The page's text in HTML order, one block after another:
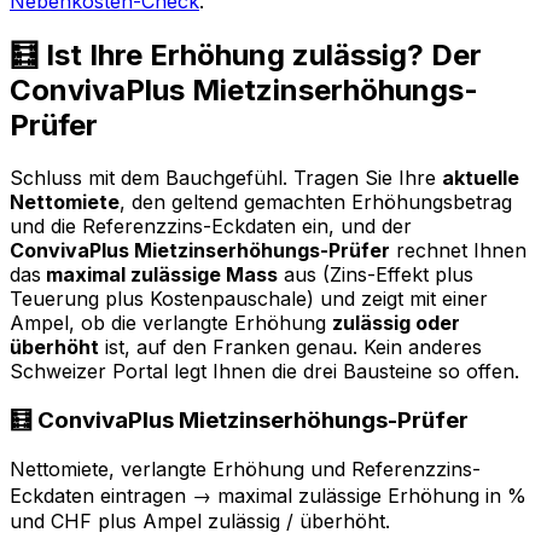
🧮 Ist Ihre Erhöhung zulässig? Der
ConvivaPlus Mietzinserhöhungs-
Prüfer
Schluss mit dem Bauchgefühl. Tragen Sie Ihre aktuelle
Nettomiete, den geltend gemachten Erhöhungsbetrag
und die Referenzzins-Eckdaten ein, und der
ConvivaPlus Mietzinserhöhungs-Prüfer rechnet Ihnen
das maximal zulässige Mass aus (Zins-Effekt plus
Teuerung plus Kostenpauschale) und zeigt mit einer
Ampel, ob die verlangte Erhöhung zulässig oder
überhöht ist, auf den Franken genau. Kein anderes
Schweizer Portal legt Ihnen die drei Bausteine so offen.
🧮 ConvivaPlus Mietzinserhöhungs-Prüfer
Nettomiete, verlangte Erhöhung und Referenzzins-
Eckdaten eintragen → maximal zulässige Erhöhung in %
und CHF plus Ampel zulässig / überhöht.